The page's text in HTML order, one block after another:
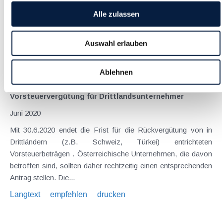
Alle zulassen
Auswahl erlauben
Ablehnen
besonders schwer getroffen wurde, hat der Nationalrat am 26.
Mai 2020 dem von der Bundesregierung vorgelegten
Hilfspaket in Höhe von 500 Millionen € zugestimmt (19.
COVID-19-Gesetz oder auch Gastronomie-Hilfspaket).
Damit...
drucken
Vorsteuervergütung für Drittlandsunternehmer
Juni 2020
Mit 30.6.2020 endet die Frist für die Rückvergütung von in
Drittländern (z.B. Schweiz, Türkei) entrichteten
Vorsteuerbeträgen . Österreichische Unternehmen, die davon
betroffen sind, sollten daher rechtzeitig einen entsprechenden
Antrag stellen. Die...
Langtext
empfehlen drucken